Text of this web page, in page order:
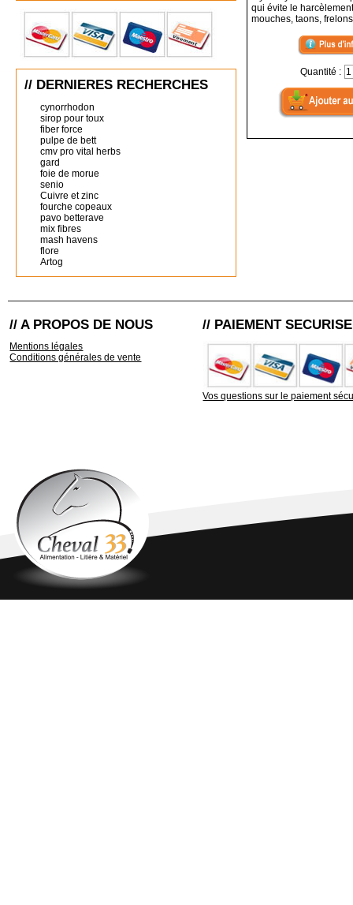
// DERNIERES RECHERCHES
cynorrhodon
sirop pour toux
fiber force
pulpe de bett
cmv pro vital herbs
gard
foie de morue
senio
Cuivre et zinc
fourche copeaux
pavo betterave
mix fibres
mash havens
flore
Artog
qui évite le
mouches, taons,
Quantité :
// A PROPOS DE NOUS
Mentions légales
Conditions générales de vente
// PAIEMENT SECURISE
Vos questions sur le paiement